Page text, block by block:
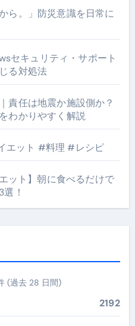
ら。」防災意識を日常に
セキュリティ・サポート
る対処法
責任は地震か施設側か？
わかりやすく解説
エット #料理 #レシピ
ット】朝に食べるだけで
！
(過去 28 日間)
2192